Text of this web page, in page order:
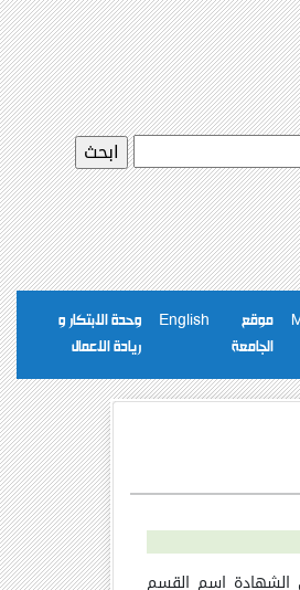
موقع
الجامعة
English
وحدة الابتكار و
ريادة الاعمال
الشهادة اسم القسم